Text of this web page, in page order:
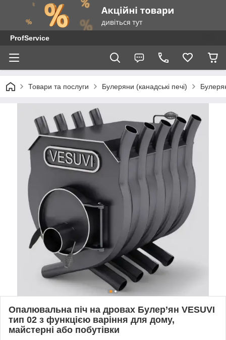
ProfService
Товари та послуги Булеряни (канадські печі)
Опалювальна піч на дровах Булер’ян VESUVI
тип 02 з функцією варіння для дому,
майстерні або побутівки